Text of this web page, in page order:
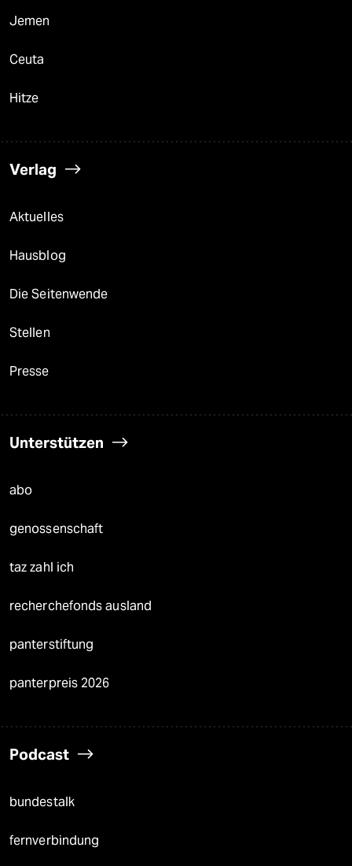
Jemen
Ceuta
Hitze
Verlag
Aktuelles
Hausblog
Die Seitenwende
Stellen
Presse
Unterstützen
abo
genossenschaft
taz zahl ich
recherchefonds ausland
panterstiftung
panterpreis 2026
Podcast
bundestalk
fernverbindung